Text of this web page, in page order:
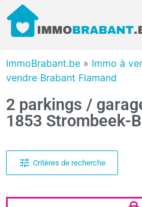
ImmoBrabant.be » Immo à
vendre Brabant Flamand
2 parkings /
1853 Strombeek-
Critères de recherche